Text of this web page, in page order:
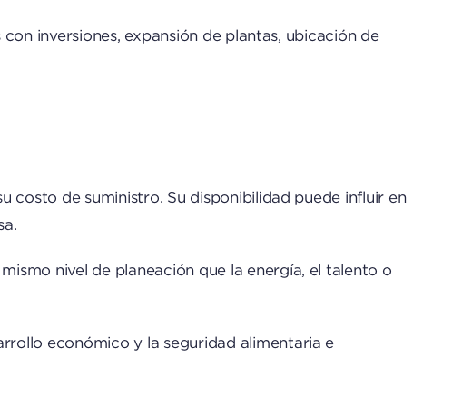
inversiones, expansión de plantas, ubicación de
costo de suministro. Su disponibilidad puede influir en
nivel de planeación que la energía, el talento o
económico y la seguridad alimentaria e